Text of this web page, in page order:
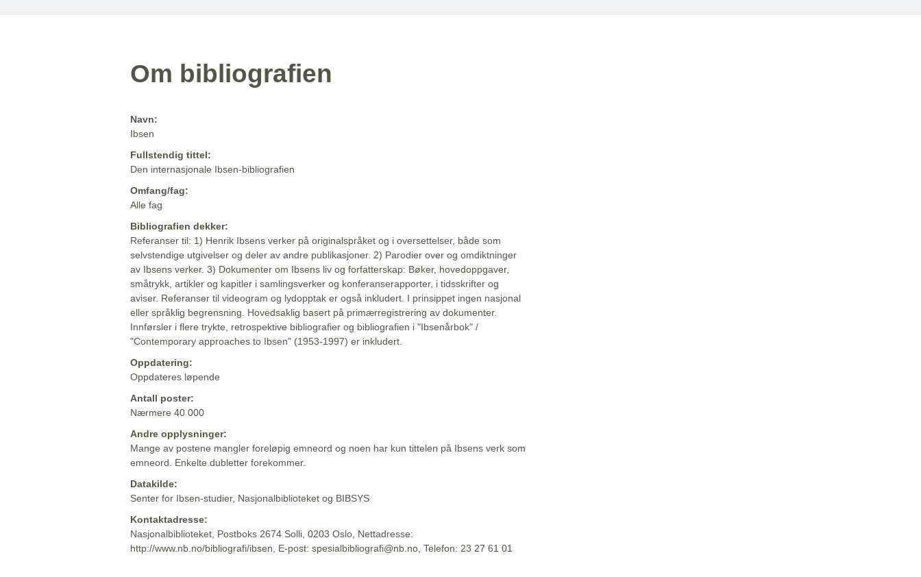
Om bibliografien
Navn:
Ibsen
Fullstendig tittel:
Den internasjonale Ibsen-bibliografien
Omfang/fag:
Alle fag
Bibliografien dekker:
Referanser til: 1) Henrik Ibsens verker på originalspråket og i oversettelser, både som
selvstendige utgivelser og deler av andre publikasjoner. 2) Parodier over og omdiktninger
av Ibsens verker. 3) Dokumenter om Ibsens liv og forfatterskap: Bøker, hovedoppgaver,
småtrykk, artikler og kapitler i samlingsverker og konferanserapporter, i tidsskrifter og
aviser. Referanser til videogram og lydopptak er også inkludert. I prinsippet ingen nasjonal
eller språklig begrensning. Hovedsaklig basert på primærregistrering av dokumenter.
Innførsler i flere trykte, retrospektive bibliografier og bibliografien i "Ibsenårbok" /
"Contemporary approaches to Ibsen" (1953-1997) er inkludert.
Oppdatering:
Oppdateres løpende
Antall poster:
Nærmere 40 000
Andre opplysninger:
Mange av postene mangler foreløpig emneord og noen har kun tittelen på Ibsens verk som
emneord. Enkelte dubletter forekommer.
Datakilde:
Senter for Ibsen-studier, Nasjonalbiblioteket og BIBSYS
Kontaktadresse:
Nasjonalbiblioteket, Postboks 2674 Solli, 0203 Oslo, Nettadresse:
http://www.nb.no/bibliografi/ibsen, E-post: spesialbibliografi@nb.no, Telefon: 23 27 61 01